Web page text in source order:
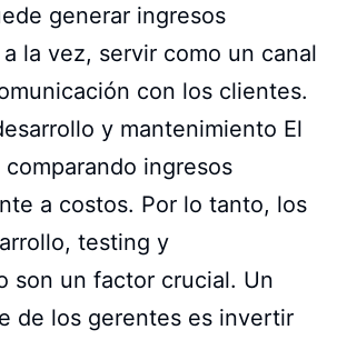
generar ingresos
la vez, servir como un canal
con los clientes.
y mantenimiento El
comparando ingresos
a costos. Por lo tanto, los
testing y
son un factor crucial. Un
de los gerentes es invertir